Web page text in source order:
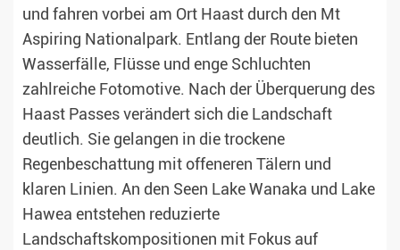
und fahren vorbei am Ort Haast durch den Mt
Aspiring Nationalpark. Entlang der Route bieten
Wasserfälle, Flüsse und enge Schluchten
zahlreiche Fotomotive. Nach der Überquerung des
Haast Passes verändert sich die Landschaft
deutlich. Sie gelangen in die trockene
Regenbeschattung mit offeneren Tälern und
klaren Linien. An den Seen Lake Wanaka und Lake
Hawea entstehen reduzierte
Landschaftskompositionen mit Fokus auf